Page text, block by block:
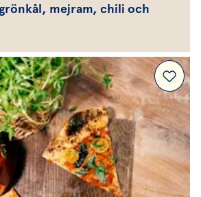
mejram, chili och